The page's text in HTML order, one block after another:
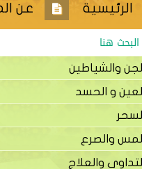
الرئيسية عن
الجن والشياطين
العين و الحسد
السحر
المس والصرع
التداوي والعلاج